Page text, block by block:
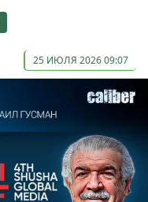
25 ИЮЛЯ 2026 09:07